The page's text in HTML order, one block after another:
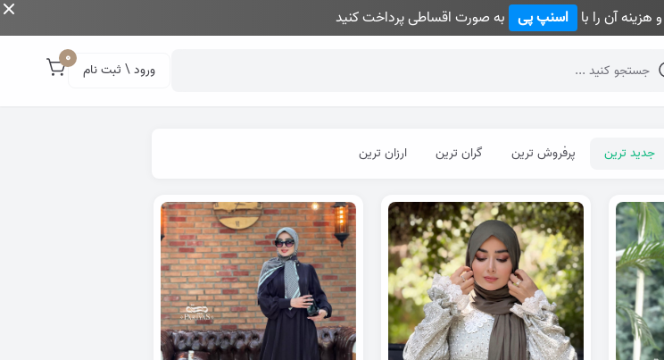
آن را با اسنپ پی به صورت اقساطی پرداخت کنید
desktop header ورود \ ثبت نام
0
جدید ترین پرفروش ترین گران ترین ارزان ترین